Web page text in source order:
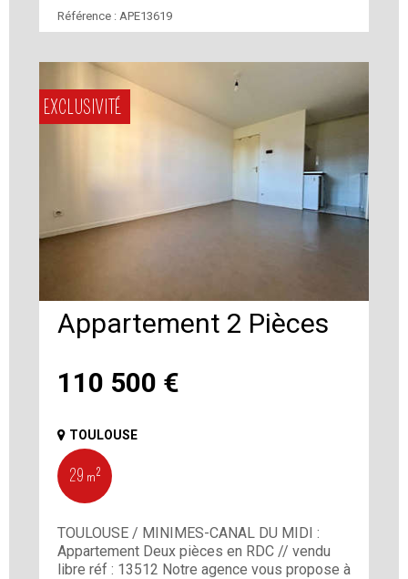
Référence : APE13619
EXCLUSIVITÉ
110 500 €
Appartement 2 Pièces
TOULOUSE
29 m²
TOULOUSE / MINIMES-CANAL DU MIDI :
Appartement Deux pièces en RDC // vendu
libre réf : 13512 Notre agence vous propose à